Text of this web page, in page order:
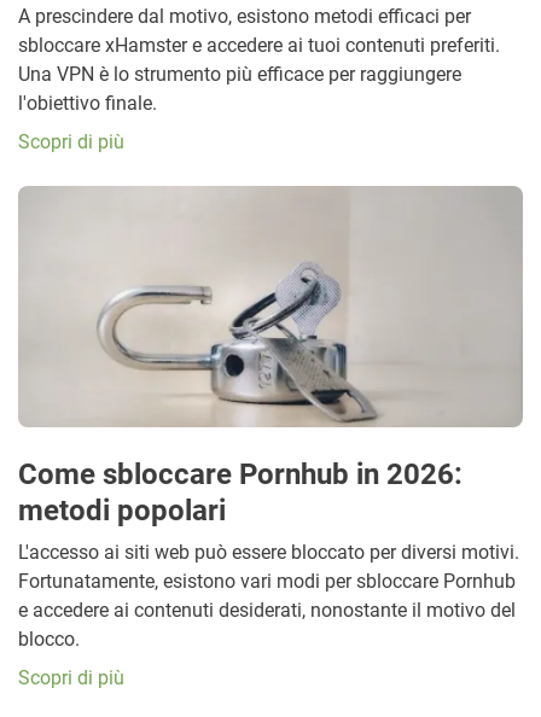
A prescindere dal motivo, esistono metodi efficaci per
sbloccare xHamster e accedere ai tuoi contenuti preferiti.
Una VPN è lo strumento più efficace per raggiungere
l'obiettivo finale.
Scopri di più
Come sbloccare Pornhub in 2026:
metodi popolari
L'accesso ai siti web può essere bloccato per diversi motivi.
Fortunatamente, esistono vari modi per sbloccare Pornhub
e accedere ai contenuti desiderati, nonostante il motivo del
blocco.
Scopri di più